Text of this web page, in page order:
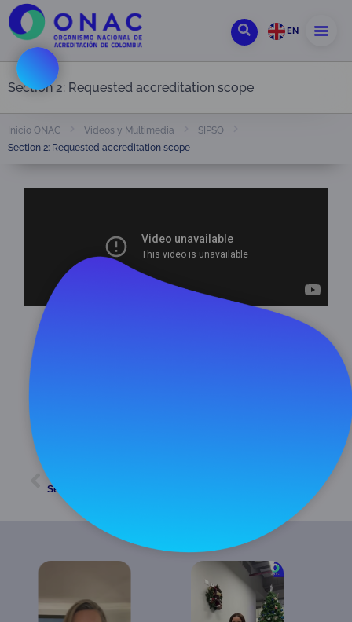
EN
Section 2: Requested accreditation scope
Inicio ONAC Videos y Multimedia
SIPSO
Section 2: Requested accreditation scope
Section 2: Requested accreditation